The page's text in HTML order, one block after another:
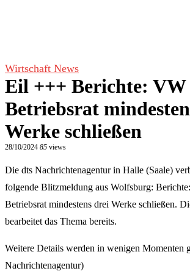
Wirtschaft News
Eil +++ Berichte:
Betriebsrat
Werke schließen
28/10/2024 85 views
Die dts Nachrichtenagentur in Halle (Saale)
folgende Blitzmeldung aus Wolfsburg:
Betriebsrat mindestens drei Werke schließen.
bearbeitet das Thema bereits.
Weitere Details werden in wenigen Momenten
Nachrichtenagentur)